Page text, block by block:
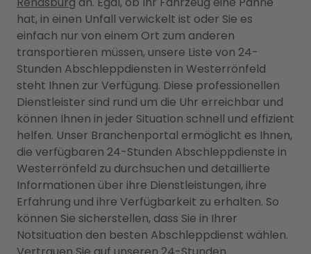
hat, in einen Unfall verwickelt ist oder Sie es
einfach nur von einem Ort zum anderen
transportieren müssen, unsere Liste von 24-
Stunden Abschleppdiensten in Westerrönfeld
steht Ihnen zur Verfügung. Diese professionellen
Dienstleister sind rund um die Uhr erreichbar und
können Ihnen in jeder Situation schnell und effizient
helfen. Unser Branchenportal ermöglicht es Ihnen,
die verfügbaren 24-Stunden Abschleppdienste in
Westerrönfeld zu durchsuchen und detaillierte
Informationen über ihre Dienstleistungen, ihre
Erfahrung und ihre Verfügbarkeit zu erhalten. So
können Sie sicherstellen, dass Sie in Ihrer
Notsituation den besten Abschleppdienst wählen.